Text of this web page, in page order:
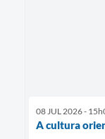
08 JUL 2026 -
A cultura